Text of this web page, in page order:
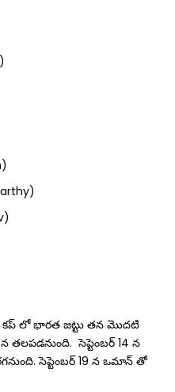
లో భారత జట్టు తన మొదటి
సెప్టెంబర్ 14 న
సెప్టెంబర్ 19 న ఒమాన్ తో